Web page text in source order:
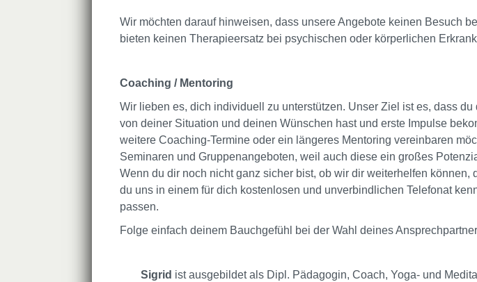
Wir möchten darauf hinweisen, dass unsere Angebote keinen Besuch
bieten keinen Therapieersatz bei psychischen oder körperlichen
Coaching / Mentoring
Wir lieben es, dich individuell zu unterstützen. Unser Ziel ist es, dass
von deiner Situation und deinen Wünschen hast und erste Impulse
weitere Coaching-Termine oder ein längeres Mentoring vereinbaren
Seminaren und Gruppenangeboten, weil auch diese ein großes
Wenn du dir noch nicht ganz sicher bist, ob wir dir weiterhelfen
du uns in einem für dich kostenlosen und unverbindlichen Telefonat
passen.
Folge einfach deinem Bauchgefühl bei der Wahl deines
Sigrid ist ausgebildet als Dipl. Pädagogin, Coach, Yoga- und